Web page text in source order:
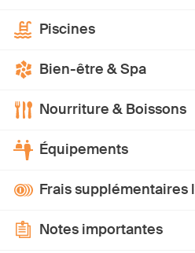
Piscines
Bien-être & Spa
Nourriture & Boissons
Équipements
Frais supplémentaires
Notes importantes